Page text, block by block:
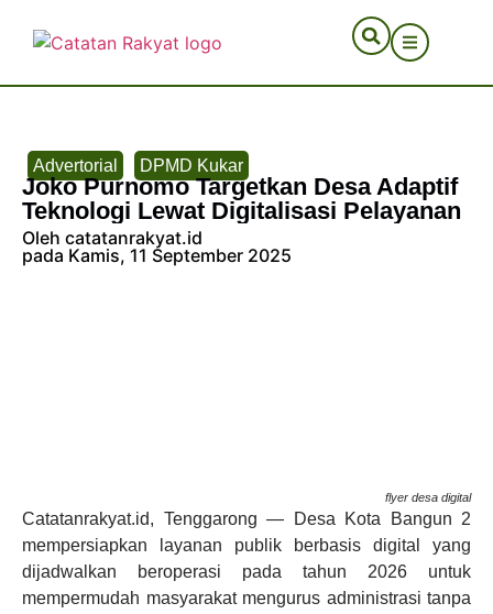
Advertorial DPMD Kukar
Joko Purnomo Targetkan Desa Adaptif
Teknologi Lewat Digitalisasi Pelayanan
Oleh catatanrakyat.id
pada Kamis, 11 September 2025
flyer desa digital
Catatanrakyat.id, Tenggarong — Desa Kota Bangun 2
mempersiapkan layanan publik berbasis digital yang
dijadwalkan beroperasi pada tahun 2026 untuk
mempermudah masyarakat mengurus administrasi tanpa